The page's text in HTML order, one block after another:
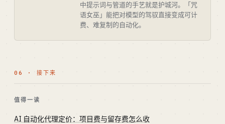
中提示词与管道的手艺就是护城河。「咒
语女巫」能把对模型的驾驭直接变成可计
费、难复制的自动化。
06 · 接下来
值得一读
AI 自动化代理定价：项目费与留存费怎么收